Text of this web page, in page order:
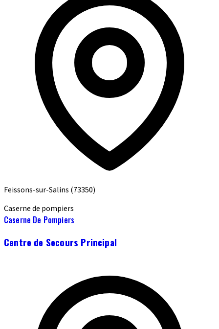
Feissons-sur-Salins (73350)
Caserne de pompiers
Caserne De Pompiers
Centre de Secours Principal